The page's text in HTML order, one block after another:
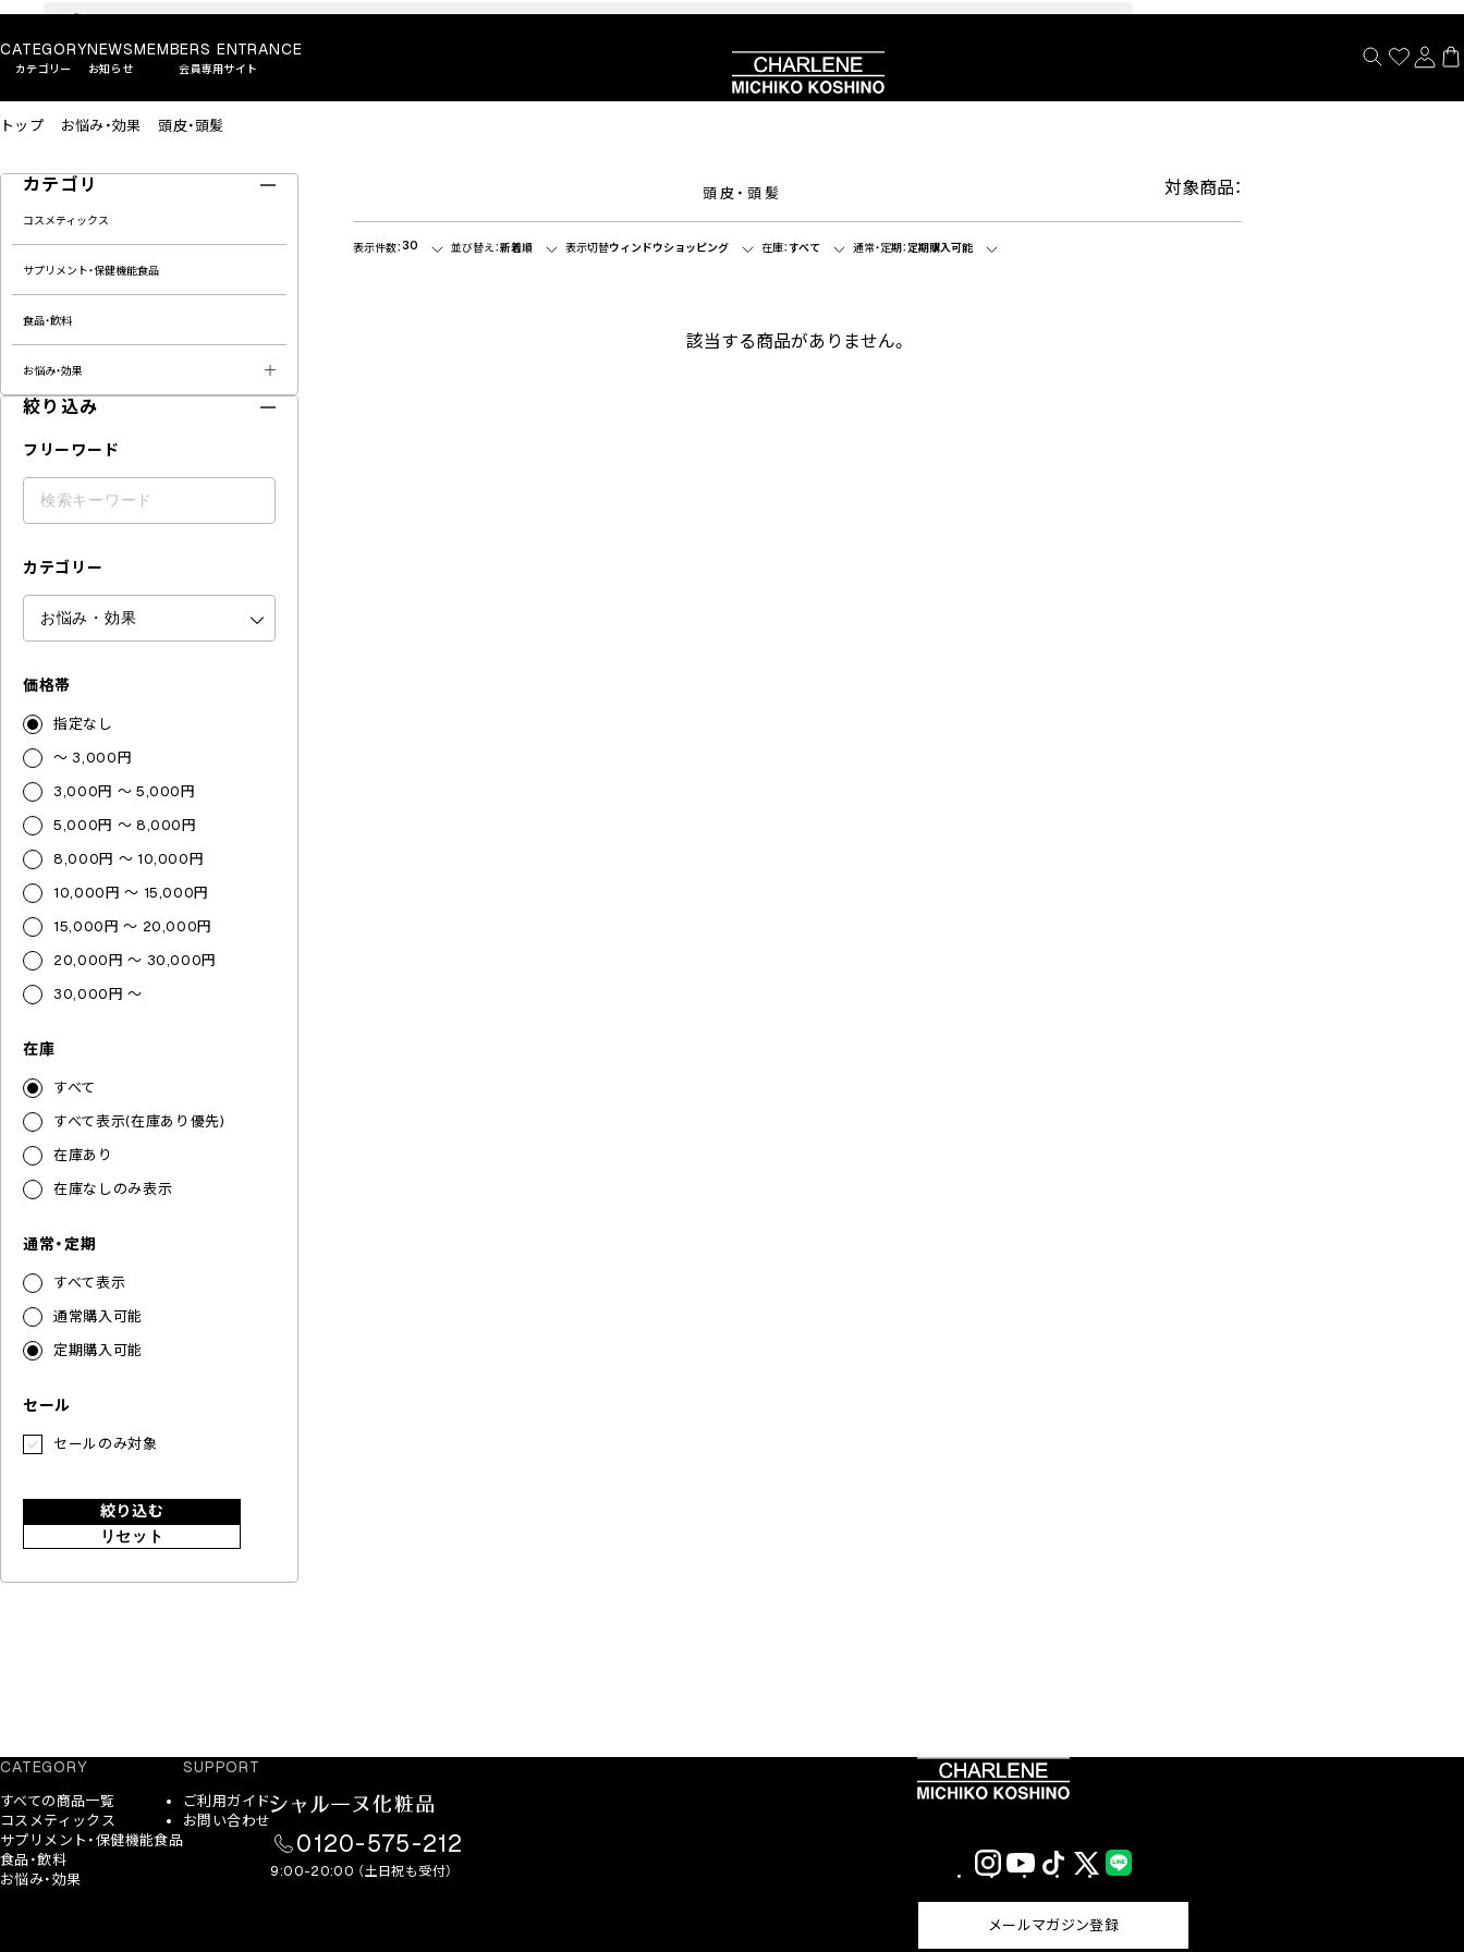
CATEGORY
カテゴリー
NEWS
お知らせ
MEMBERS ENTRANCE
会員専用サイト
トップ お悩み・効果 頭皮・頭髪
カテゴリ
コスメティックス
サプリメント・保健機能食品
食品・飲料
お悩み・効果
絞り込み
フリーワード
カテゴリー
価格帯
指定なし
～ 3,000円
3,000円 ～ 5,000円
5,000円 ～ 8,000円
8,000円 ～ 10,000円
10,000円 ～ 15,000円
15,000円 ～ 20,000円
20,000円 ～ 30,000円
30,000円 ～
在庫
すべて
すべて表示(在庫あり優先)
在庫あり
在庫なしのみ表示
通常・定期
すべて表示
通常購入可能
定期購入可能
セール
セールのみ対象
絞り込む
リセット
頭皮・頭髪 対象商品：
表示件数：30 並び替え：新着順 表示切替ウィンドウショッピング 在庫：すべて 通常・定期： 定期購入可能
該当する商品がありません。
CATEGORY
すべての商品一覧
コスメティックス
サプリメント・保健機能食品
食品・飲料
お悩み・効果
SUPPORT
ご利用ガイド
お問い合わせ
0120-575-212
9:00-20:00 （土日祝も受付）
InstagramYouTubeTikTok X
(Twitter)
メールマガジン登録